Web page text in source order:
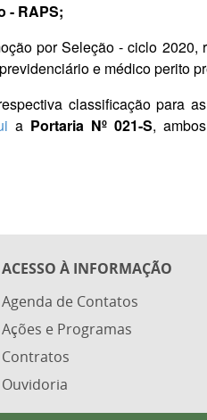
- RAPS;
por Seleção - ciclo 2020,
e médico perito
classificação para
a Portaria Nº 021-S,
ACESSO À INFORMAÇÃO
Agenda de Contatos
Ações e Programas
Contratos
Ouvidoria